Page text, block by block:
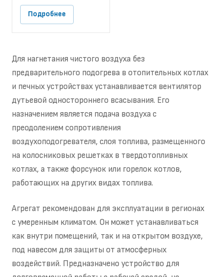
Подробнее
Для нагнетания чистого воздуха без
предварительного подогрева в отопительных котлах
и печных устройствах устанавливается вентилятор
дутьевой одностороннего всасывания. Его
назначением является подача воздуха с
преодолением сопротивления
воздухоподогревателя, слоя топлива, размещенного
на колосниковых решетках в твердотопливных
котлах, а также форсунок или горелок котлов,
работающих на других видах топлива.
Агрегат рекомендован для эксплуатации в регионах
с умеренным климатом. Он может устанавливаться
как внутри помещений, так и на открытом воздухе,
под навесом для защиты от атмосферных
воздействий. Предназначено устройство для